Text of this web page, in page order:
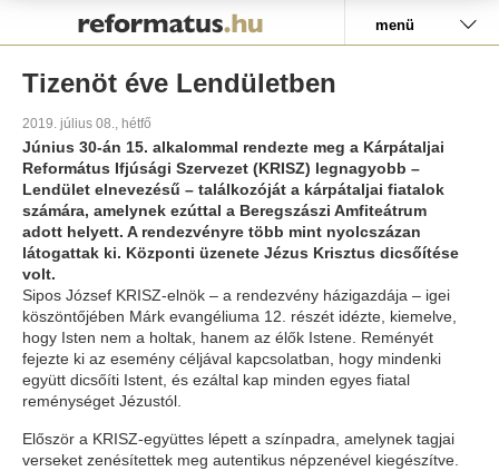
menü
Tizenöt éve Lendületben
2019. július 08., hétfő
Június 30-án 15. alkalommal rendezte meg a Kárpátaljai
Református Ifjúsági Szervezet (KRISZ) legnagyobb –
Lendület elnevezésű – találkozóját a kárpátaljai fiatalok
számára, amelynek ezúttal a Beregszászi Amfiteátrum
adott helyett. A rendezvényre több mint nyolcszázan
látogattak ki. Központi üzenete Jézus Krisztus dicsőítése
volt.
Sipos József KRISZ-elnök – a rendezvény házigazdája – igei
köszöntőjében Márk evangéliuma 12. részét idézte, kiemelve,
hogy Isten nem a holtak, hanem az élők Istene. Reményét
fejezte ki az esemény céljával kapcsolatban, hogy mindenki
együtt dicsőíti Istent, és ezáltal kap minden egyes fiatal
reménységet Jézustól.
Először a KRISZ-együttes lépett a színpadra, amelynek tagjai
verseket zenésítettek meg autentikus népzenével kiegészítve.